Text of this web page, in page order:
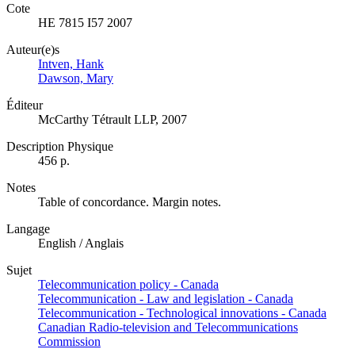
Cote
HE 7815 I57 2007
Auteur(e)s
Intven, Hank
Dawson, Mary
Éditeur
McCarthy Tétrault LLP, 2007
Description Physique
456 p.
Notes
Table of concordance. Margin notes.
Langage
English / Anglais
Sujet
Telecommunication policy - Canada
Telecommunication - Law and legislation - Canada
Telecommunication - Technological innovations - Canada
Canadian Radio-television and Telecommunications
Commission